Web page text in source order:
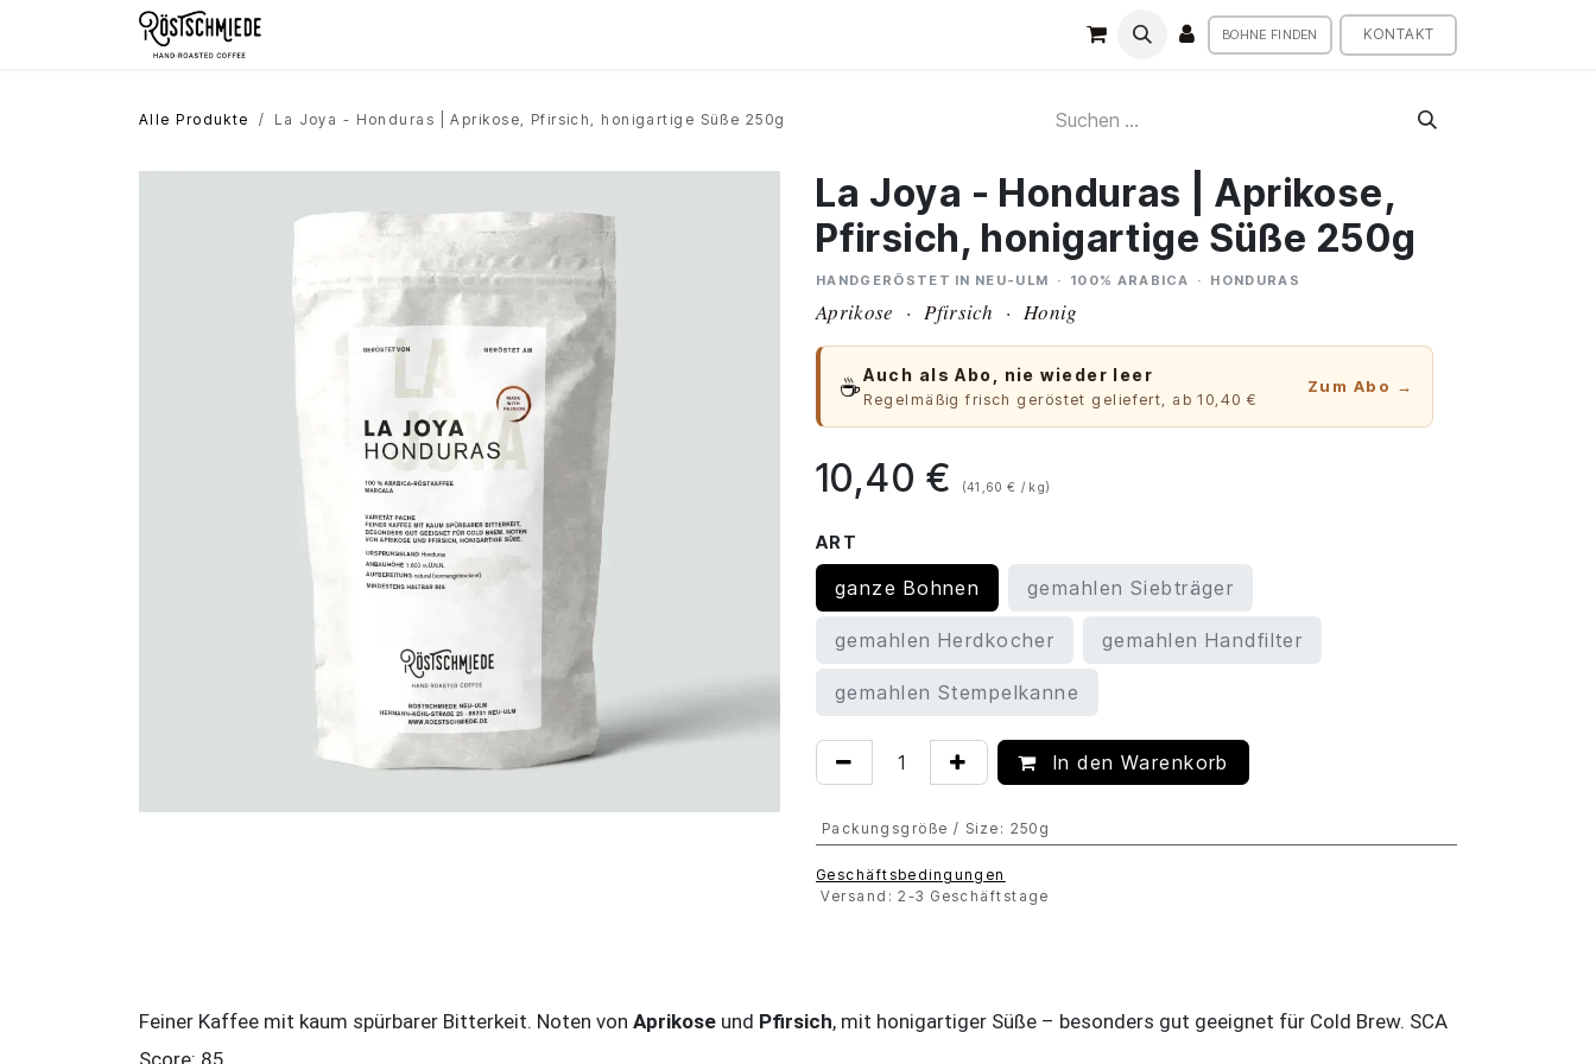
Zum Inhalt springen
BOHNE FINDEN KONTAKT
Alle Produkte La Joya - Honduras | Aprikose, Pfirsich, honigartige Süße 250g
La Joya - Honduras | Aprikose,
Pfirsich, honigartige Süße 250g
HANDGERÖSTET IN NEU-ULM · 100% ARABICA · HONDURAS
Aprikose · Pfirsich · Honig
☕Auch als Abo, nie wieder leer
Regelmäßig frisch geröstet geliefert, ab 10,40 €
Zum Abo →
10,40 € (41,60 € / kg)
ART
ganze Bohnen gemahlen Siebträger
gemahlen Herdkocher gemahlen Handfilter
gemahlen Stempelkanne
In den Warenkorb
Packungsgröße / Size : 250g
Geschäftsbedingungen
Versand: 2-3 Geschäftstage
Feiner Kaffee mit kaum spürbarer Bitterkeit. Noten von Aprikose und Pfirsich, mit honigartiger Süße – besonders gut geeignet für Cold Brew. SCA
Score: 85.